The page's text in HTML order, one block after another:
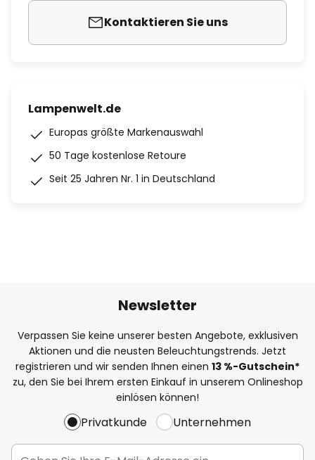
Kontaktieren Sie uns
Lampenwelt.de
Europas größte Markenauswahl
50 Tage kostenlose Retoure
Seit 25 Jahren Nr. 1 in Deutschland
Newsletter
Verpassen Sie keine unserer besten Angebote, exklusiven
Aktionen und die neusten Beleuchtungstrends. Jetzt
registrieren und wir senden Ihnen einen 13 %-Gutschein*
zu, den Sie bei Ihrem ersten Einkauf in unserem Onlineshop
einlösen können!
Privatkunde Unternehmen